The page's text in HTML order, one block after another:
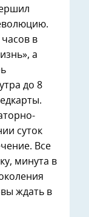
в
а
до 8
суток
Все
минута в
ждать в